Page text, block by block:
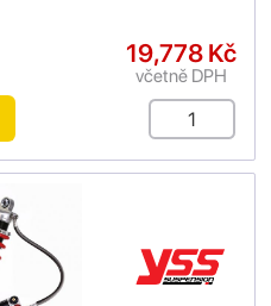
19,778 Kč
včetně DPH